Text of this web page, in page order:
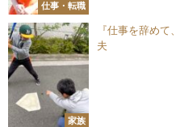
仕事・転職
家族
『仕事を辞め
夫